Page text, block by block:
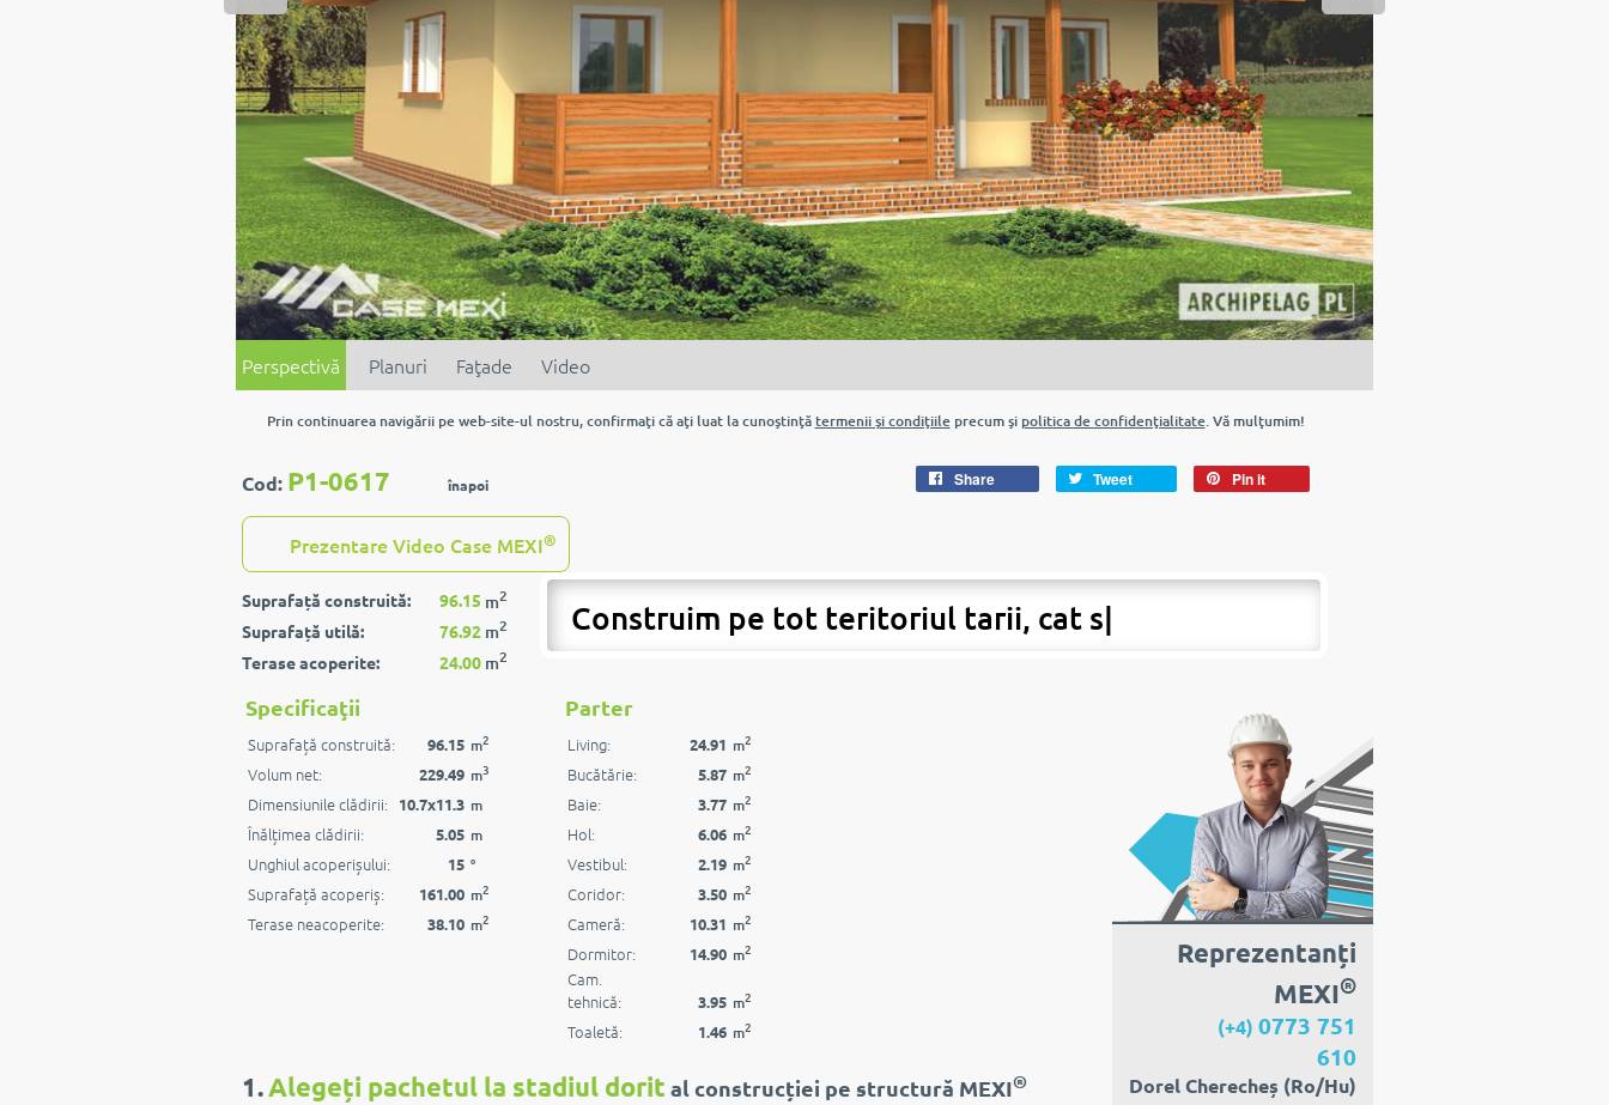
Perspectivă Planuri Faţade Video
Prin continuarea navigării pe web-site-ul nostru, confirmaţi că aţi luat la cunoştinţătermenii şi condiţiileprecum şi politica de confidenţialitate. Vă mulţumim!
Cod: P1-0617 înapoi Share Tweet Pin it
Prezentare Video Case MEXI®
Suprafață construită: 96.15 m2
Suprafață utilă: 76.92 m2
Terase acoperite: 24.00 m2
Construim pe tot teritoriul tarii, cat si peste h
Specificaţii
Suprafață construită: 96.15 m2
Volum net: 229.49 m3
Dimensiunile clădirii: 10.7x11.3 m
Înălțimea clădirii: 5.05 m
Unghiul acoperișului: 15 °
Suprafață acoperiș: 161.00 m2
Terase neacoperite: 38.10 m2
Parter
Living: 24.91 m2
Bucătărie: 5.87 m2
Baie: 3.77 m2
Hol: 6.06 m2
Vestibul: 2.19 m2
Coridor: 3.50 m2
Cameră: 10.31 m2
Dormitor: 14.90 m2
Cam.
tehnică:
3.95 m2
Toaletă: 1.46 m2
1.Alegeți pachetul la stadiul dorit al construcției pe structură MEXI®
Reprezentanți
MEXI®
(+4) 0773 751
610
Dorel Cherecheș (Ro/Hu)